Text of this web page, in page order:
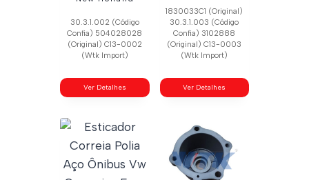
30.3.1.002 (Código
Confia) 504028028
(Original) C13-0002
(Wtk Import)
Ver Detalhes
1830033C1 (Original)
30.3.1.003 (Código
Confia) 3102888
(Original) C13-0003
(Wtk Import)
Ver Detalhes